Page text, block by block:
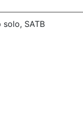
solo, SATB